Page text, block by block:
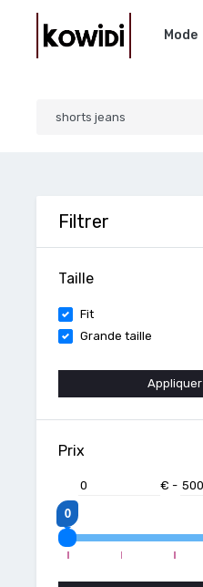
Mode
Filtrer
Taille
Fit
Grande taille
Appliquer
Prix
€ -
0